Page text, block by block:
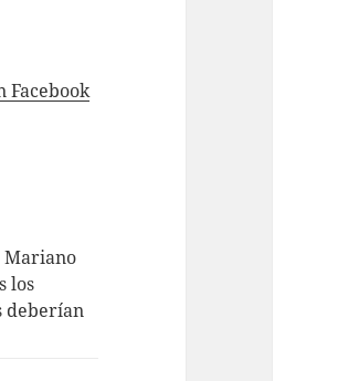
Mariano
los
deberían